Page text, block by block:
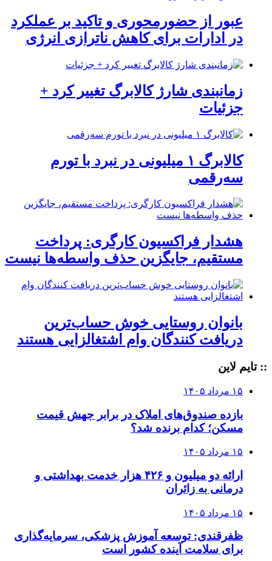
عبور از حضورمحوری و تاکید بر عملکرد
در ادارات برای کاهش ناترازی انرژی
زمانبندی شارژ کالابرگ تغییر کرد +
جزئیات
کالابرگ ۱ میلیونی در نبرد با تورم
سه‌رقمی
هشدار فراکسیون کارگری: پرداخت
مستقیم، جایگزین حذف واسطه‌ها نیست
بانوان روستایی خوش حساب‌ترین
دریافت کنندگان وام‌ اشتغالزایی هستند
:: تایم لاین
۱۵ مرداد ۱۴۰۵
بازده صندوق‌های املاک در برابر جهش قیمت
مسکن؛ کدام برنده شد؟
۱۵ مرداد ۱۴۰۵
ارائه دو میلیون و ۴۲۶ هزار خدمت بهداشتی و
درمانی به زائران
۱۵ مرداد ۱۴۰۵
ظفرقندی: توسعه آموزش پزشکی، سرمایه‌گذاری
برای سلامت آینده کشور است